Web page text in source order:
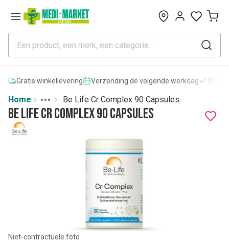
0
Gratis winkellevering Verzending de volgende werkdag
Home
More
Toggle menu
Be Life Cr Complex 90 Capsules
Be Life Cr Complex 90 Capsules
Niet-contractuele foto